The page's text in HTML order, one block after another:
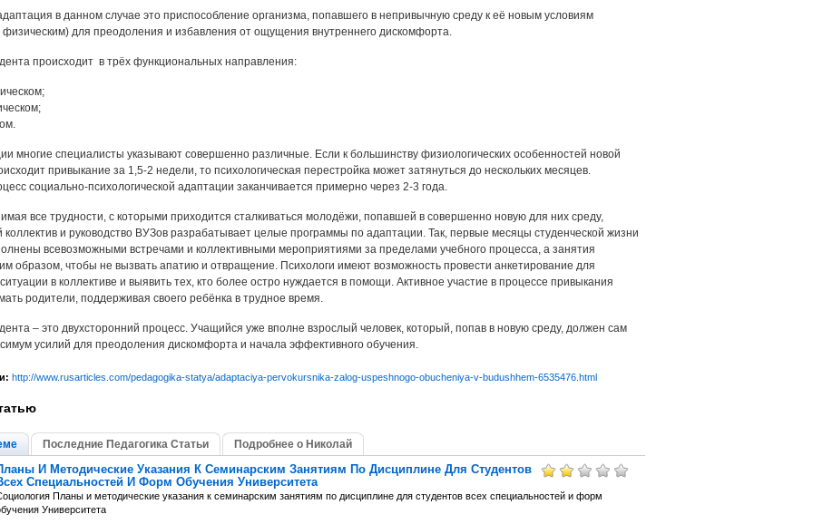
в данном случае это приспособление организма, попавшего в непривычную среду к её новым условиям
для преодоления и избавления от ощущения внутреннего дискомфорта.
происходит в трёх функциональных направления:
многие специалисты указывают совершенно различные. Если к большинству физиологических особенностей новой
привыкание за 1,5-2 недели, то психологическая перестройка может затянуться до нескольких месяцев.
социально-психологической адаптации заканчивается примерно через 2-3 года.
все трудности, с которыми приходится сталкиваться молодёжи, попавшей в совершенно новую для них среду,
коллектив и руководство ВУЗов разрабатывает целые программы по адаптации. Так, первые месяцы студенческой жизни
всевозможными встречами и коллективными мероприятиями за пределами учебного процесса, а занятия
образом, чтобы не вызвать апатию и отвращение. Психологи имеют возможность провести анкетирование для
в коллективе и выявить тех, кто более остро нуждается в помощи. Активное участие в процессе привыкания
родители, поддерживая своего ребёнка в трудное время.
– это двухсторонний процесс. Учащийся уже вполне взрослый человек, который, попав в новую среду, должен сам
усилий для преодоления дискомфорта и начала эффективного обучения.
http://www.rusarticles.com/pedagogika-statya/adaptaciya-pervokursnika-zalog-uspeshnogo-obucheniya-v-budushhem-6535476.html
Последние Педагогика Статьи Подробнее о Николай
И Методические Указания К Семинарским Занятиям По Дисциплине Для Студентов
Специальностей И Форм Обучения Университета
Планы и методические указания к семинарским занятиям по дисциплине для студентов всех специальностей и форм
Университета